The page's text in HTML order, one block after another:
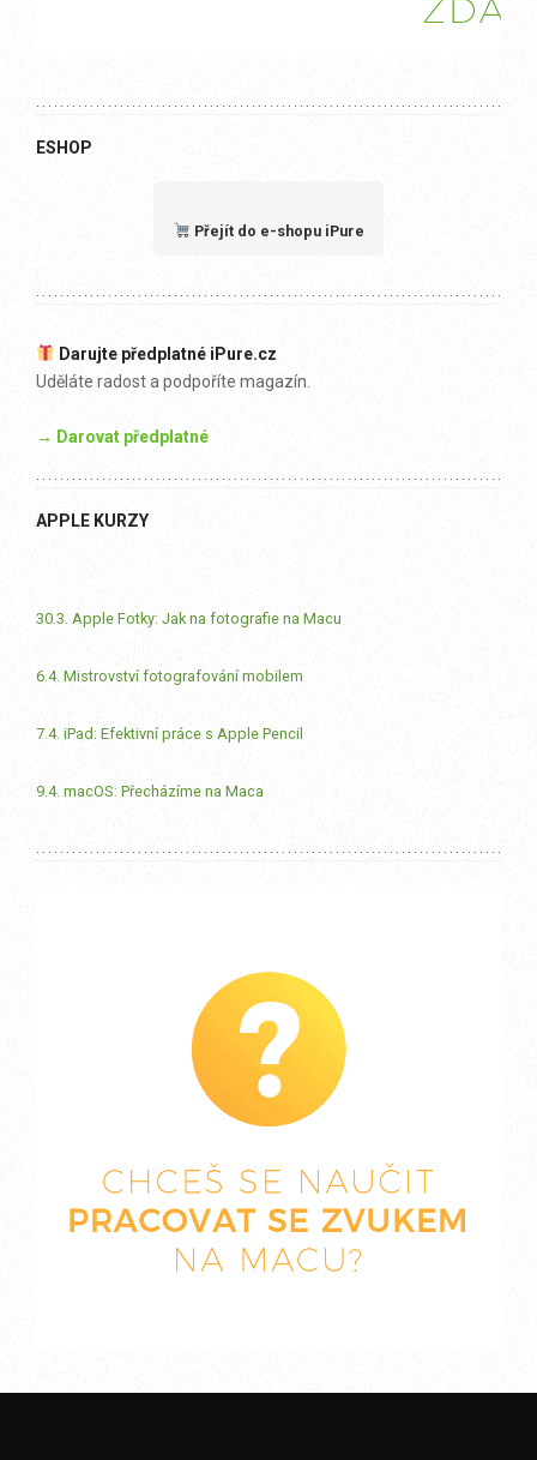
ESHOP
Přejít do e-shopu iPure
Darujte předplatné iPure.cz
Uděláte radost a podpoříte magazín.
→ Darovat předplatné
APPLE KURZY
30.3. Apple Fotky: Jak na fotografie na Macu
6.4. Mistrovství fotografování mobilem
7.4. iPad: Efektivní práce s Apple Pencil
9.4. macOS: Přecházíme na Maca